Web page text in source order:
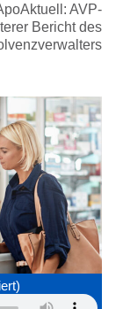
AVP-
Bericht des